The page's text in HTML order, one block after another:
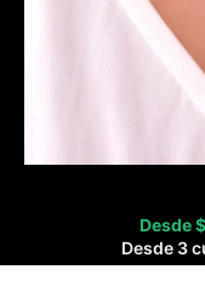
Desde$
Desde 3